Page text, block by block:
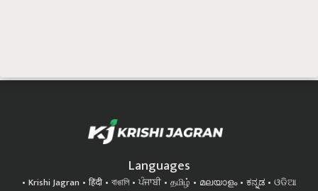
Languages
Krishi Jagran हिंदी বাঙালি ਪੰਜਾਬੀ தமிழ் മലയാളം ಕನ್ನಡ
ଓଡିଆ